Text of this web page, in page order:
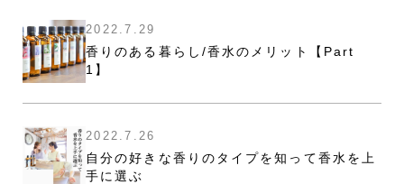
2022.7.29
香りのある暮らし/香水のメリット【Part
1】
2022.7.26
自分の好きな香りのタイプを知って香水を上
手に選ぶ